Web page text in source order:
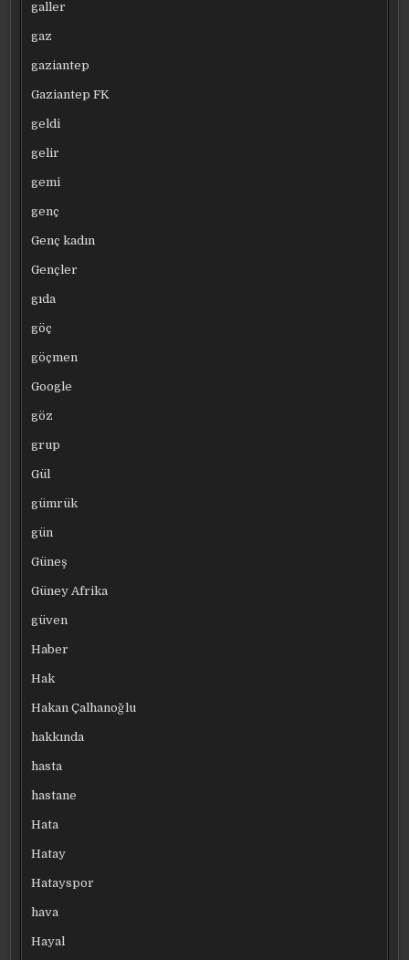
galler
gaz
gaziantep
Gaziantep FK
geldi
gelir
gemi
genç
Genç kadın
Gençler
gıda
göç
göçmen
Google
göz
grup
Gül
gümrük
gün
Güneş
Güney Afrika
güven
Haber
Hak
Hakan Çalhanoğlu
hakkında
hasta
hastane
Hata
Hatay
Hatayspor
hava
Hayal